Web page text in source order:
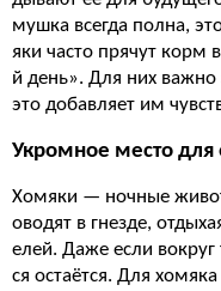
мушка всегда полна,
яки часто прячут корм
й день». Для них важно
это добавляет им
Укромное место для
Хомяки — ночные
оводят в гнезде,
елей. Даже если вокруг
ся остаётся. Для